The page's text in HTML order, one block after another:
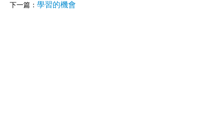
下一篇： 學習的機會